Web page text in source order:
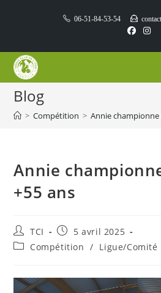
06-51-84-53-54
Blog
> Compétition > Annie championne
Annie
+55 ans
Auteur/autrice
de
la
TCI
Publication
publiée :
5 avril 2025
PostCompétition / Ligue/Comité